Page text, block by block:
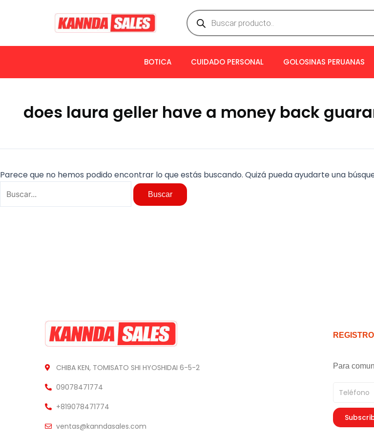
Búsqueda
de
productos
BOTICA CUIDADO PERSONAL GOLOSINAS PERUANAS
does laura geller have a money back
Parece que no hemos podido encontrar lo que estás buscando. Quizá pueda ayudarte una
CHIBA KEN, TOMISATO SHI HYOSHIDAI 6-5-2
09078471774
+819078471774
ventas@kanndasales.com
REGISTRO
Para
Teléfono